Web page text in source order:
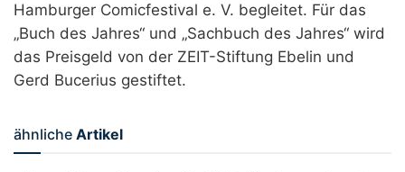
Hamburger Comicfestival e. V. begleitet. Für das
„Buch des Jahres“ und „Sachbuch des Jahres“ wird
das Preisgeld von der ZEIT-Stiftung Ebelin und
Gerd Bucerius gestiftet.
ähnliche Artikel